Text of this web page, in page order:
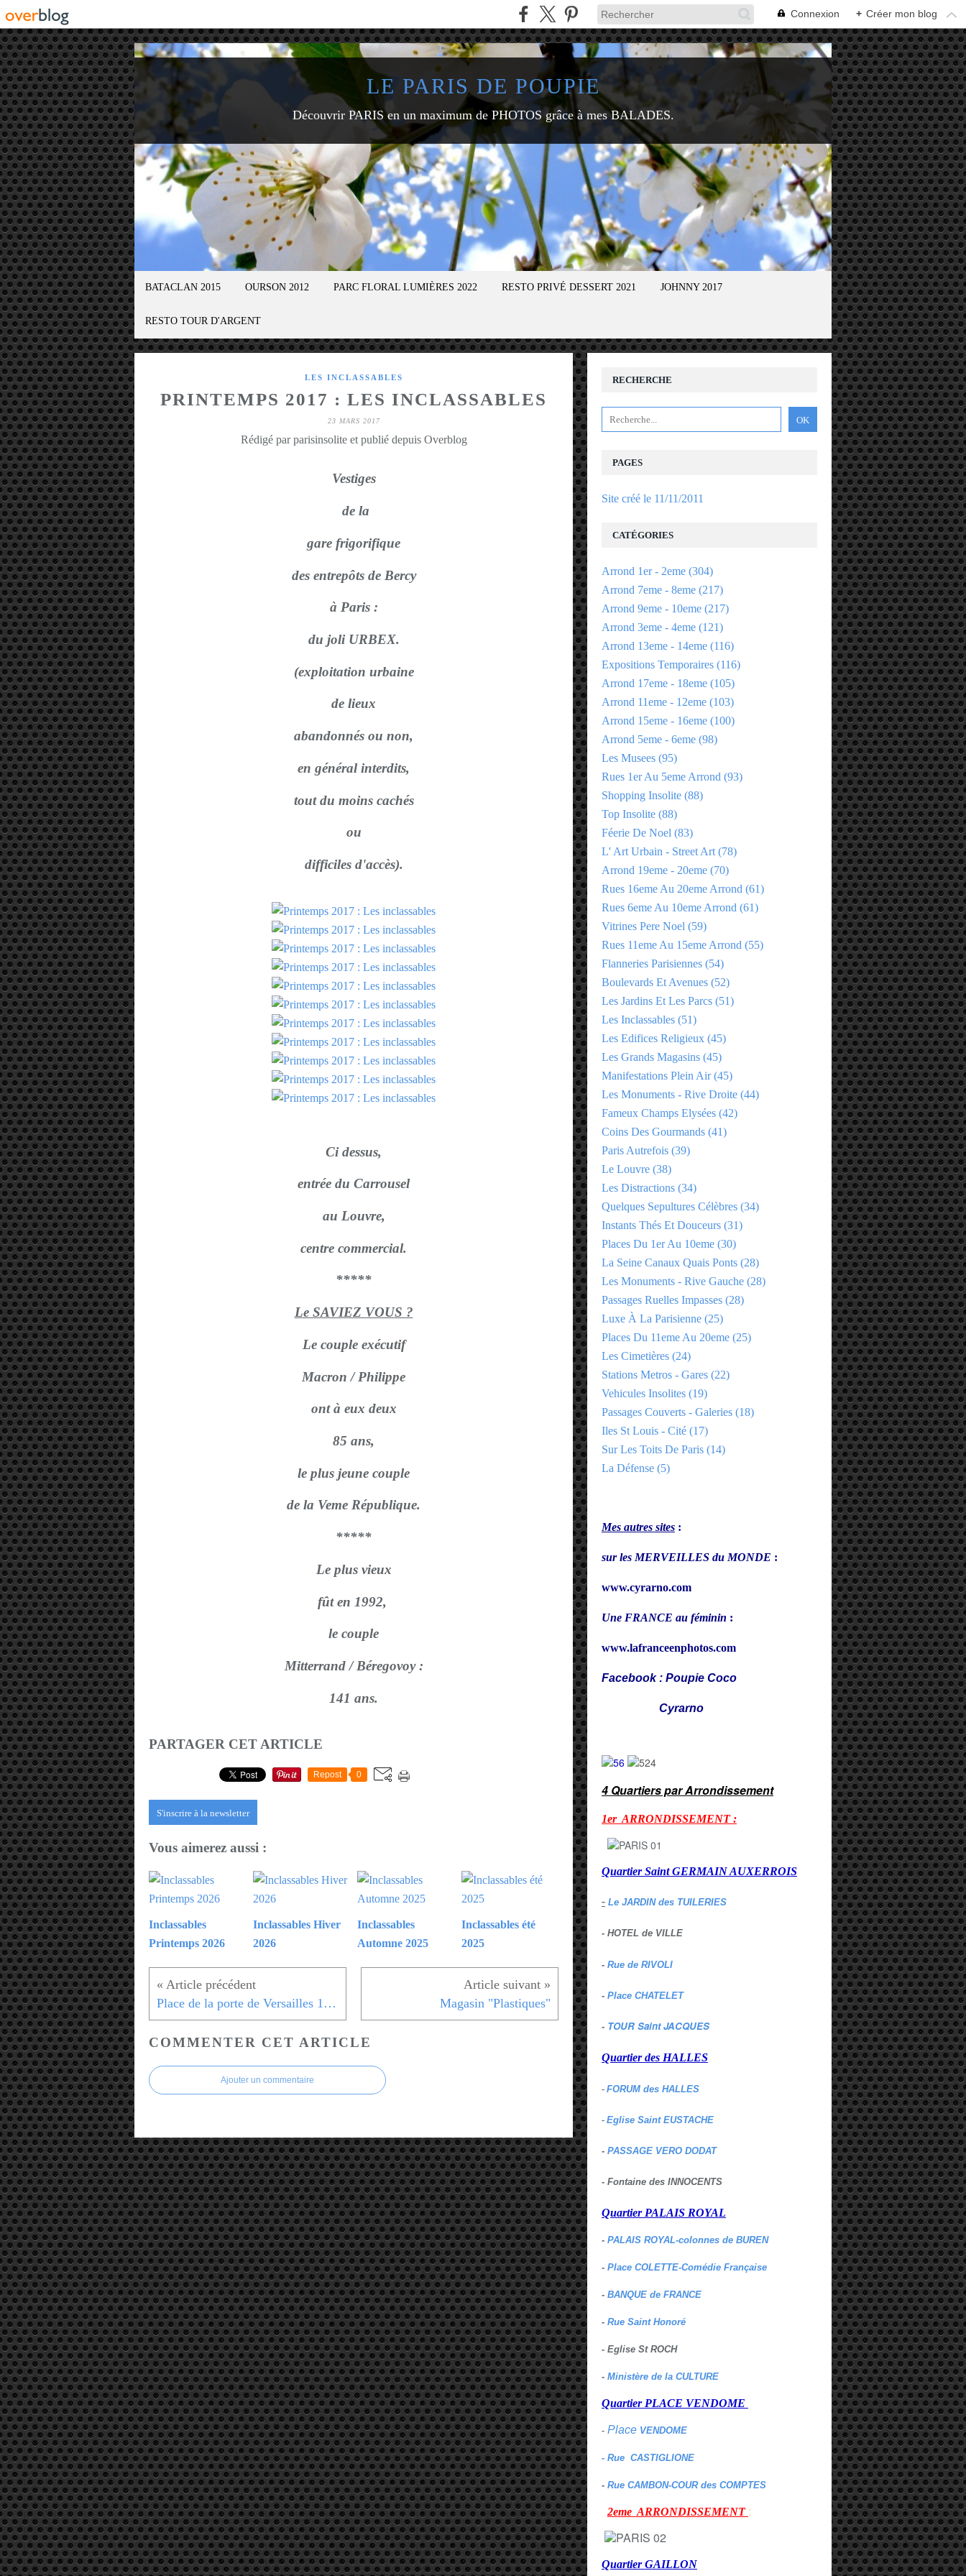
Connexion + Créer mon blog
LE PARIS DE POUPIE
Découvrir PARIS en un maximum de PHOTOS grâce à mes BALADES.
BATACLAN 2015 OURSON 2012 PARC FLORAL LUMIÈRES 2022 RESTO PRIVÉ DESSERT 2021 JOHNNY 2017
RESTO TOUR D'ARGENT
LES INCLASSABLES
PRINTEMPS 2017 : LES INCLASSABLES
23 MARS 2017
Rédigé par parisinsolite et publié depuis Overblog
Vestiges
de la
gare frigorifique
des entrepôts de Bercy
à Paris :
du joli URBEX.
(exploitation urbaine
de lieux
abandonnés ou non,
en général interdits,
tout du moins cachés
ou
difficiles d'accès).
Ci dessus,
entrée du Carrousel
au Louvre,
centre commercial.
*****
Le SAVIEZ VOUS ?
Le couple exécutif
Macron / Philippe
ont à eux deux
85 ans,
le plus jeune couple
de la Veme République.
*****
Le plus vieux
fût en 1992,
le couple
Mitterrand / Béregovoy :
141 ans.
PARTAGER CET ARTICLE
Repost 0
S'inscrire à la newsletter
Vous aimerez aussi :
Inclassables
Printemps 2026
Inclassables Hiver
2026
Inclassables
Automne 2025
Inclassables été
2025
Place de la porte de Versailles 15eme Magasin "Plastiques"
COMMENTER CET ARTICLE
Ajouter un commentaire
RECHERCHE
PAGES
Site créé le 11/11/2011
CATÉGORIES
Arrond 1er - 2eme (304)
Arrond 7eme - 8eme (217)
Arrond 9eme - 10eme (217)
Arrond 3eme - 4eme (121)
Arrond 13eme - 14eme (116)
Expositions Temporaires (116)
Arrond 17eme - 18eme (105)
Arrond 11eme - 12eme (103)
Arrond 15eme - 16eme (100)
Arrond 5eme - 6eme (98)
Les Musees (95)
Rues 1er Au 5eme Arrond (93)
Shopping Insolite (88)
Top Insolite (88)
Féerie De Noel (83)
L' Art Urbain - Street Art (78)
Arrond 19eme - 20eme (70)
Rues 16eme Au 20eme Arrond (61)
Rues 6eme Au 10eme Arrond (61)
Vitrines Pere Noel (59)
Rues 11eme Au 15eme Arrond (55)
Flanneries Parisiennes (54)
Boulevards Et Avenues (52)
Les Jardins Et Les Parcs (51)
Les Inclassables (51)
Les Edifices Religieux (45)
Les Grands Magasins (45)
Manifestations Plein Air(45)
Les Monuments - Rive Droite (44)
Fameux Champs Elysées (42)
Coins Des Gourmands (41)
Paris Autrefois (39)
Le Louvre (38)
Les Distractions (34)
Quelques Sepultures Célèbres (34)
Instants Thés Et Douceurs (31)
Places Du 1er Au 10eme (30)
La Seine Canaux Quais Ponts (28)
Les Monuments - Rive Gauche (28)
Passages Ruelles Impasses (28)
Luxe À La Parisienne (25)
Places Du 11eme Au 20eme (25)
Les Cimetières (24)
Stations Metros - Gares (22)
Vehicules Insolites (19)
Passages Couverts - Galeries (18)
Iles St Louis - Cité (17)
Sur Les Toits De Paris (14)
La Défense (5)
Mes autres sites :
sur les MERVEILLES du MONDE :
www.cyrarno.com
Une FRANCE au féminin :
www.lafranceenphotos.com
Facebook : Poupie Coco
Cyrarno
4 Quartiers par Arrondissement
1er ARRONDISSEMENT :
Quartier Saint GERMAIN AUXERROIS
- Le JARDIN des TUILERIES
- HOTEL de VILLE
- Rue de RIVOLI
- Place CHATELET
- TOUR Saint JACQUES
Quartier des HALLES
- FORUM des HALLES
- Eglise Saint EUSTACHE
- PASSAGE VERO DODAT
- Fontaine des INNOCENTS
Quartier PALAIS ROYAL
- PALAIS ROYAL-colonnes de BUREN
- Place COLETTE-Comédie Française
- BANQUE de FRANCE
- Rue Saint Honoré
- Eglise St ROCH
- Ministère de la CULTURE
Quartier PLACE VENDOME
- Place VENDOME
- Rue CASTIGLIONE
- Rue CAMBON-COUR des COMPTES
2eme ARRONDISSEMENT :
Quartier GAILLON